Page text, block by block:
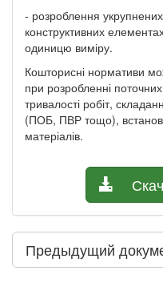
- розроблення
конструктивних
одиницю виміру.
Кошторисні нормативи
при розробленні
тривалості робіт,
(ПОБ, ПВР тощо),
матеріалів.
Предыдущий